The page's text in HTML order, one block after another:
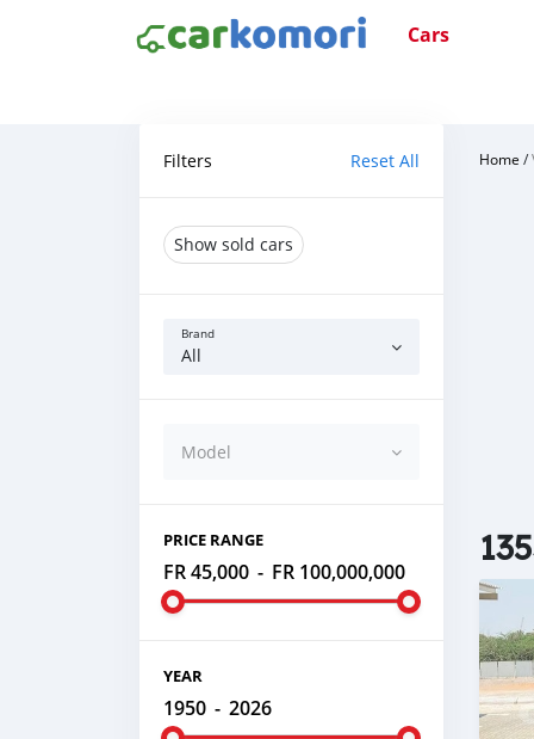
Cars
Filters Reset All
Show sold cars
Brand
All
Model
PRICE RANGE
FR 45,000 - FR 100,000,000
YEAR
1950 - 2026
Home /